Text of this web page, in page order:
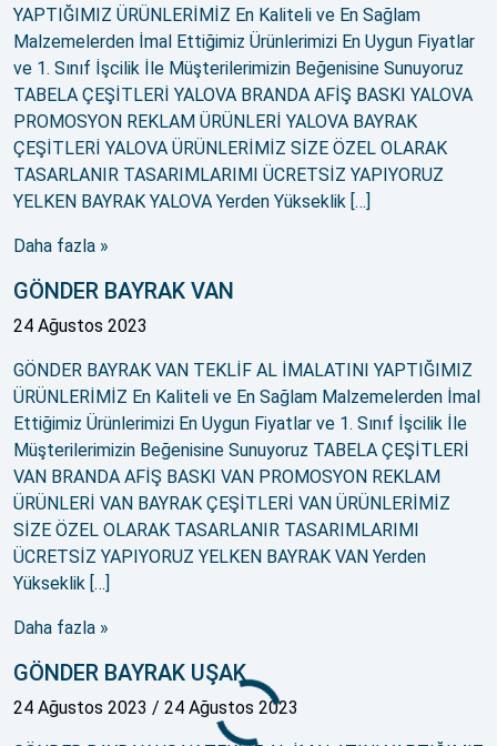
YAPTIĞIMIZ ÜRÜNLERİMİZ En Kaliteli ve En Sağlam
Malzemelerden İmal Ettiğimiz Ürünlerimizi En Uygun Fiyatlar
ve 1. Sınıf İşcilik İle Müşterilerimizin Beğenisine Sunuyoruz
TABELA ÇEŞİTLERİ YALOVA BRANDA AFİŞ BASKI YALOVA
PROMOSYON REKLAM ÜRÜNLERİ YALOVA BAYRAK
ÇEŞİTLERİ YALOVA ÜRÜNLERİMİZ SİZE ÖZEL OLARAK
TASARLANIR TASARIMLARIMI ÜCRETSİZ YAPIYORUZ
YELKEN BAYRAK YALOVA Yerden Yükseklik […]
Daha fazla »
GÖNDER BAYRAK VAN
24 Ağustos 2023
GÖNDER BAYRAK VAN TEKLİF AL İMALATINI YAPTIĞIMIZ
ÜRÜNLERİMİZ En Kaliteli ve En Sağlam Malzemelerden İmal
Ettiğimiz Ürünlerimizi En Uygun Fiyatlar ve 1. Sınıf İşcilik İle
Müşterilerimizin Beğenisine Sunuyoruz TABELA ÇEŞİTLERİ
VAN BRANDA AFİŞ BASKI VAN PROMOSYON REKLAM
ÜRÜNLERİ VAN BAYRAK ÇEŞİTLERİ VAN ÜRÜNLERİMİZ
SİZE ÖZEL OLARAK TASARLANIR TASARIMLARIMI
ÜCRETSİZ YAPIYORUZ YELKEN BAYRAK VAN Yerden
Yükseklik […]
Daha fazla »
GÖNDER BAYRAK UŞAK
24 Ağustos 2023 / 24 Ağustos 2023